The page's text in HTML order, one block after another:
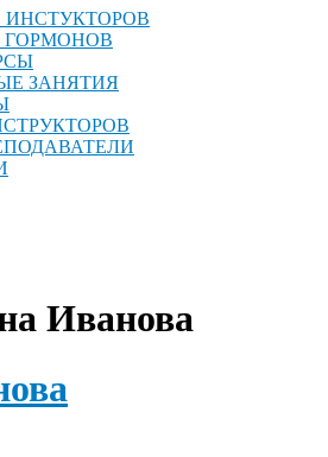
ИНСТУКТОРОВ
ЗАНЯТИЯ
Иванова